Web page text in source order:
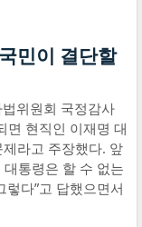
민이 결단할
위원회 국정감사
면 현직인 이재명 대
라고 주장했다. 앞
통령은 할 수 없는
렇다”고 답했으면서